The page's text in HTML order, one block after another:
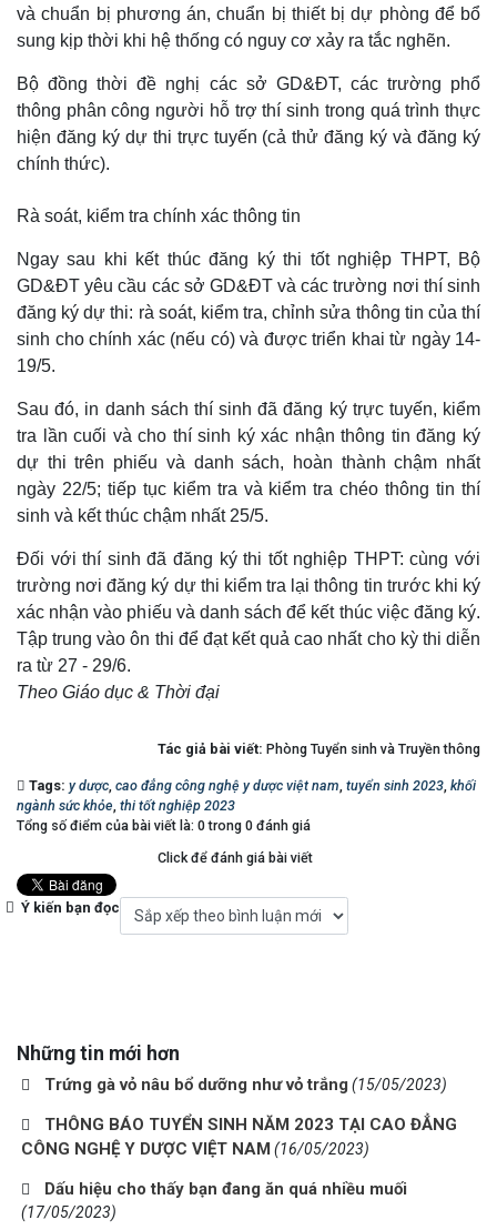
và chuẩn bị phương án, chuẩn bị thiết bị dự phòng để bổ
sung kịp thời khi hệ thống có nguy cơ xảy ra tắc nghẽn.
Bộ đồng thời đề nghị các sở GD&ĐT, các trường phổ
thông phân công người hỗ trợ thí sinh trong quá trình thực
hiện đăng ký dự thi trực tuyến (cả thử đăng ký và đăng ký
chính thức).
Rà soát, kiểm tra chính xác thông tin
Ngay sau khi kết thúc đăng ký thi tốt nghiệp THPT, Bộ
GD&ĐT yêu cầu các sở GD&ĐT và các trường nơi thí sinh
đăng ký dự thi: rà soát, kiểm tra, chỉnh sửa thông tin của thí
sinh cho chính xác (nếu có) và được triển khai từ ngày 14-
19/5.
Sau đó, in danh sách thí sinh đã đăng ký trực tuyến, kiểm
tra lần cuối và cho thí sinh ký xác nhận thông tin đăng ký
dự thi trên phiếu và danh sách, hoàn thành chậm nhất
ngày 22/5; tiếp tục kiểm tra và kiểm tra chéo thông tin thí
sinh và kết thúc chậm nhất 25/5.
Đối với thí sinh đã đăng ký thi tốt nghiệp THPT: cùng với
trường nơi đăng ký dự thi kiểm tra lại thông tin trước khi ký
xác nhận vào phiếu và danh sách để kết thúc việc đăng ký.
Tập trung vào ôn thi để đạt kết quả cao nhất cho kỳ thi diễn
ra từ 27 - 29/6.
Theo Giáo dục & Thời đại
Tác giả bài viết: Phòng Tuyển sinh và Truyền thông
Tags: y dược cao đẳng công nghệ y dược việt nam tuyển sinh 2023 khối
ngành sức khỏe thi tốt nghiệp 2023
Tổng số điểm của bài viết là: 0 trong 0 đánh giá
Click để đánh giá bài viết
Ý kiến bạn đọc
Những tin mới hơn
Trứng gà vỏ nâu bổ dưỡng như vỏ trắng (15/05/2023)
THÔNG BÁO TUYỂN SINH NĂM 2023 TẠI CAO ĐẲNG
CÔNG NGHỆ Y DƯỢC VIỆT NAM (16/05/2023)
Dấu hiệu cho thấy bạn đang ăn quá nhiều muối
(17/05/2023)